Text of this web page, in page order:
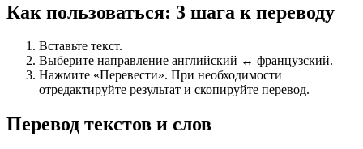
Как пользоваться: 3 шага к переводу
Вставьте текст.
Выберите направление английский ↔ французский.
Нажмите «Перевести». При необходимости
отредактируйте результат и скопируйте перевод.
Перевод текстов и слов